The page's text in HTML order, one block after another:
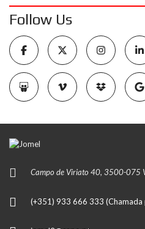
Follow Us
Campo de Viriato 40, 3500-075
(+351) 933 666 333 (Chamada